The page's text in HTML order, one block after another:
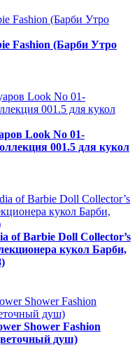
Fashion (Барби Утро
Look No 01-
001.5 для кукол
of Barbie Doll Collector’s
кукол Барби,
Shower Fashion
душ)